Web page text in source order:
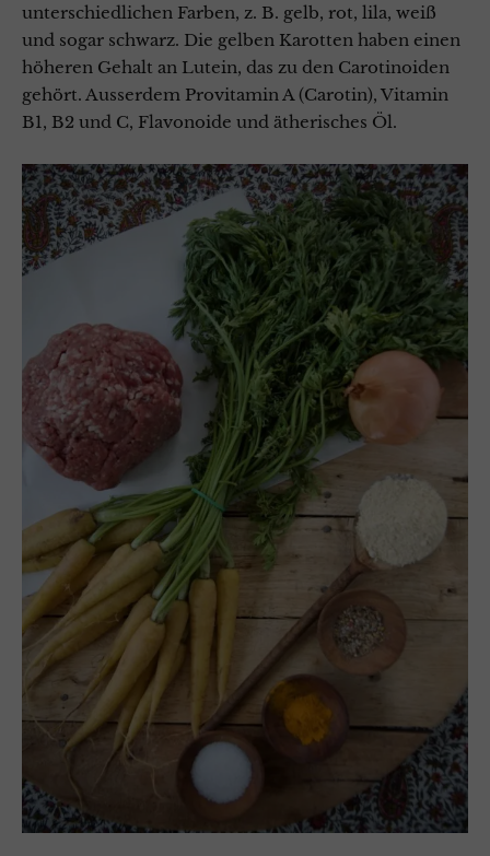
unterschiedlichen Farben, z. B. gelb, rot, lila, weiß
und sogar schwarz. Die gelben Karotten haben einen
höheren Gehalt an Lutein, das zu den Carotinoiden
gehört. Ausserdem Provitamin A (Carotin), Vitamin
B1, B2 und C, Flavonoide und ätherisches Öl.